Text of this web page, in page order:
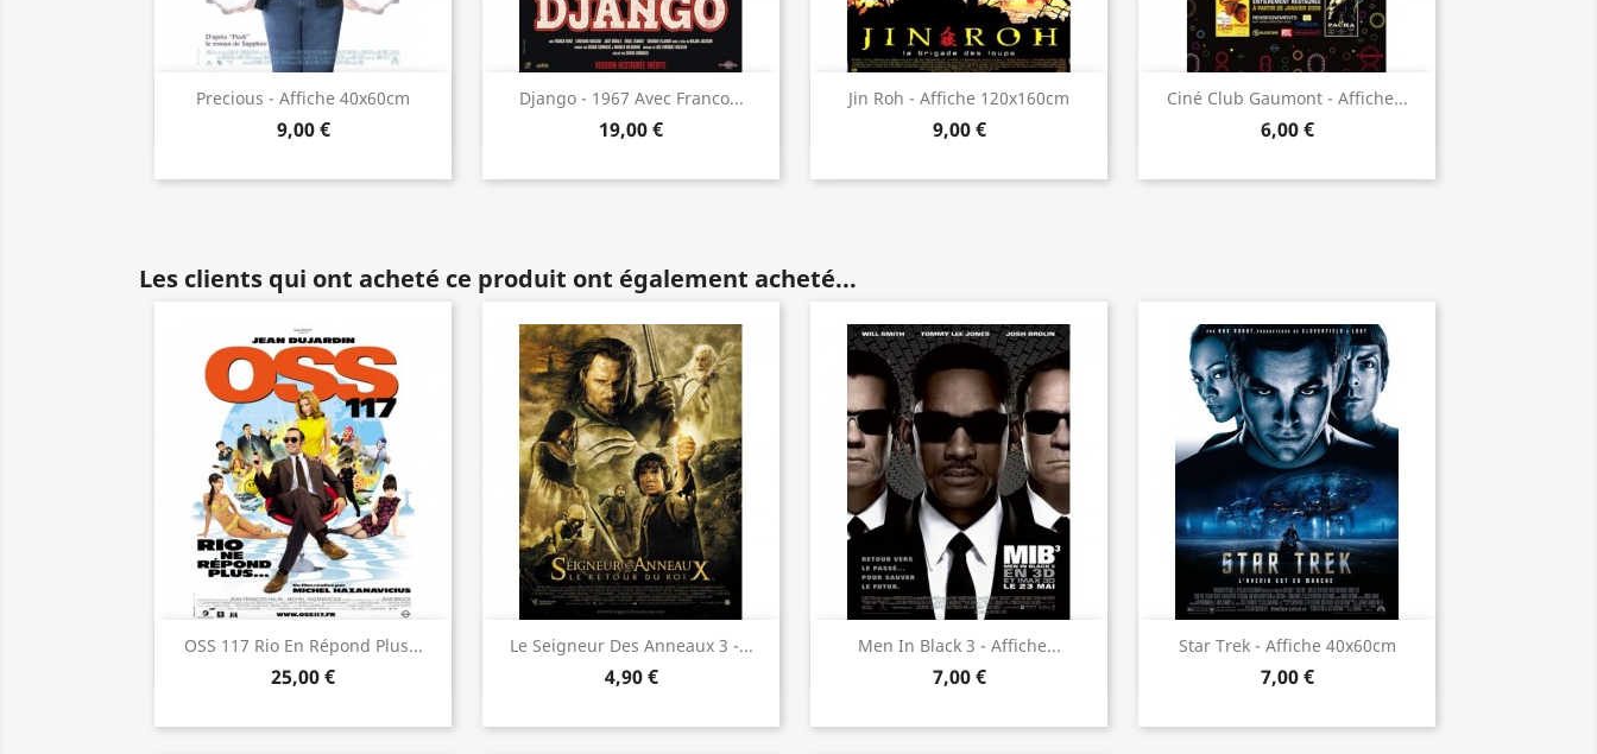
Precious - Affiche 40x60cm
9,00 €
Aperçu rapide Django - 1967 Avec Franco...
19,00 €
Aperçu rapide Jin Roh - Affiche 120x160cm
9,00 €
 Aperçu rapide Ciné Club Gaumont - Affiche...
6,00 €
Aperçu rapide
Les clients qui ont acheté ce produit ont également acheté...
OSS 117 Rio En Répond Plus...
25,00 €
 Aperçu rapide Le Seigneur Des Anneaux 3 -...
4,90 €
Aperçu rapide Men In Black 3 - Affiche...
7,00 €
Aperçu rapide Star Trek - Affiche 40x60cm
7,00 €
Aperçu rapide